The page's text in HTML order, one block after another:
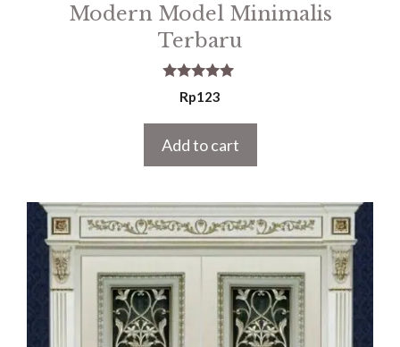
Modern Model Minimalis
Terbaru
5.00
out of 5
Rp123
Add to cart